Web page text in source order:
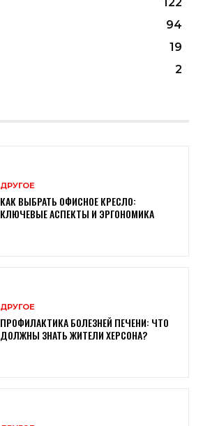
94
19
2
ДРУГОЕ
КАК ВЫБРАТЬ ОФИСНОЕ КРЕСЛО:
КЛЮЧЕВЫЕ АСПЕКТЫ И ЭРГОНОМИКА
ДРУГОЕ
ПРОФИЛАКТИКА БОЛЕЗНЕЙ ПЕЧЕНИ: ЧТО
ДОЛЖНЫ ЗНАТЬ ЖИТЕЛИ ХЕРСОНА?